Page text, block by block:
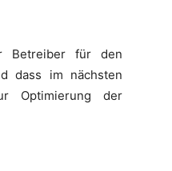
Betreiber für den
dass im nächsten
Optimierung der